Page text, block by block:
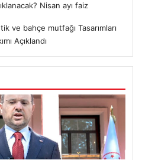
Nisan ayı faiz
ve bahçe mutfağı Tasarımları
Açıklandı